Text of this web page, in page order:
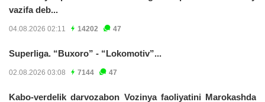
vazifa deb...
04.08.2026 02:11 14202 47
Superliga. “Buxoro” - “Lokomotiv”...
02.08.2026 03:08 7144 47
Kabo-verdelik darvozabon Vozinya faoliyatini Marokashda